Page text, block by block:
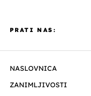
NASLOVNICA
ZANIMLJIVOSTI
PRATI NAS: